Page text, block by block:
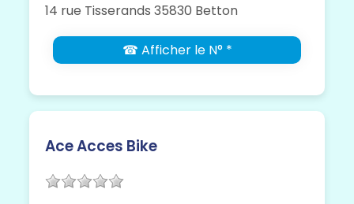
14 rue Tisserands 35830 Betton
☎ Afficher le N° *
Ace Acces Bike